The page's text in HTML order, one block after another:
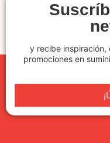
y recibe inspiración,
promociones en